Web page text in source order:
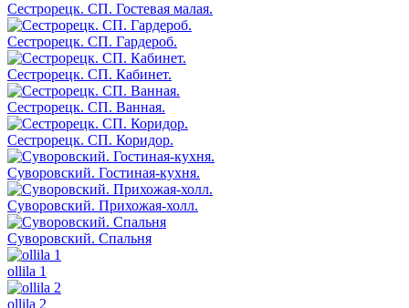
Сестрорецк. СП. Гостевая малая.
Сестрорецк. СП. Гардероб.
Сестрорецк. СП. Кабинет.
Сестрорецк. СП. Ванная.
Сестрорецк. СП. Коридор.
Суворовский. Гостиная-кухня.
Суворовский. Прихожая-холл.
Суворовский. Спальня
ollila 1
ollila 2